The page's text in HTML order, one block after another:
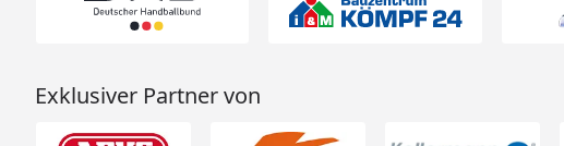
Exklusiver Partner von